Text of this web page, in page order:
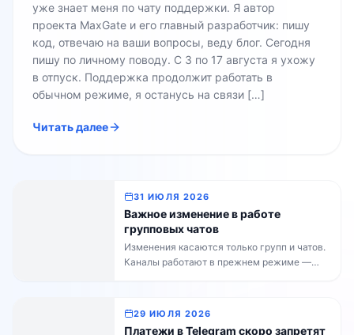
уже знает меня по чату поддержки. Я автор
проекта MaxGate и его главный разработчик: пишу
код, отвечаю на ваши вопросы, веду блог. Сегодня
пишу по личному поводу. С 3 по 17 августа я ухожу
в отпуск. Поддержка продолжит работать в
обычном режиме, я останусь на связи […]
Читать далее
31 ИЮЛЯ 2026
Важное изменение в работе
групповых чатов
Изменения касаются только групп и чатов.
Каналы работают в прежнем режиме —
заблокирован на стороне MAX.
29 ИЮЛЯ 2026
Платежи в Telegram скоро запретят